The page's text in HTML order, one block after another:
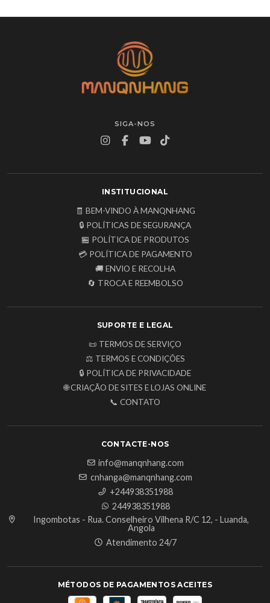
SIGA-NOS
INSTITUCIONAL
🧾 BEM-VINDO À MANQNHANG
🔒 POLÍTICAS DE SEGURANÇA
🏪 POLÍTICA DE PRODUTOS
💳 POLÍTICA DE PAGAMENTO
🚚 ENVIO E RECOLHA
🔄 TROCA E REEMBOLSO
SUPORTE E LEGAL
📜 TERMOS DE SERVIÇO
⚖️ TERMOS E CONDIÇÕES
🔒 POLÍTICA DE PRIVACIDADE
🌐 CRIAÇÃO DE SITES E LOJAS ONLINE
📞 CONTATO
CONTACTE-NOS
info@manqnhang.com
cnhanga@manqnhang.com
+244938351988
244938351988
Ingombotas - Rua. Conselheiro Vilhena R/C 12, - Luanda,
Angola
Atendimento 24/7
MÉTODOS DE PAGAMENTOS ACEITES